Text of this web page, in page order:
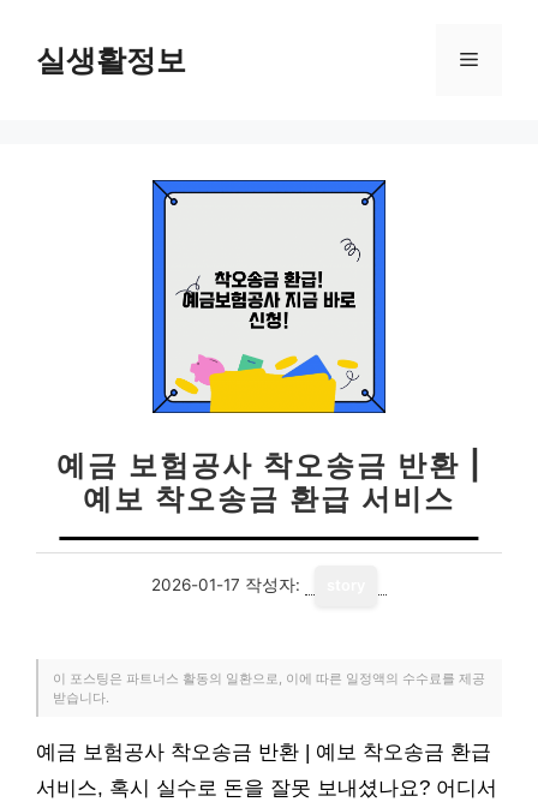
실생활정보 메
예금 보험공사 착오송금 반환 |
예보 착오송금 환급 서비스
2026-01-17 작성자:
이 포스팅은 파트너스 활동의 일환으로, 이에 따른 일정액의 수수료를 제공
받습니다.
예금 보험공사 착오송금 반환 | 예보 착오송금 환급
서비스, 혹시 실수로 돈을 잘못 보내셨나요? 어디서